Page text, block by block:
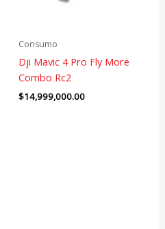
Consumo
Dji Mavic 4 Pro Fly More
Combo Rc2
$14,999,000.00